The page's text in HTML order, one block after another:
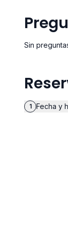
Sin
1 Fecha y